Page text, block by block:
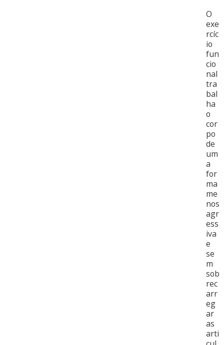
O
exe
rcíc
io
fun
cio
nal
tra
bal
ha
o
cor
po
de
um
a
for
ma
me
nos
agr
ess
iva
e
se
m
sob
rec
arr
eg
ar
as
arti